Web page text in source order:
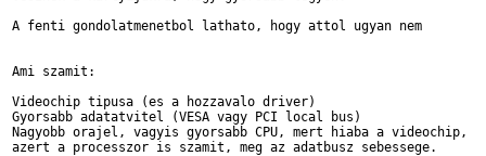
A fenti gondolatmenetbol lathato, hogy attol ugyan nem
Ami szamit:
Videochip tipusa (es a hozzavalo driver)
Gyorsabb adatatvitel (VESA vagy PCI local bus)
Nagyobb orajel, vagyis gyorsabb CPU, mert hiaba a videochip,
azert a processzor is szamit, meg az adatbusz sebessege.